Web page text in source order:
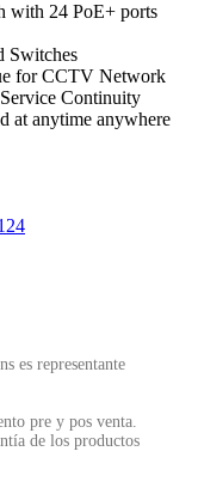
with 24 PoE+ ports
Switches
for CCTV Network
Continuity
at anytime anywhere
es representante
pre y pos venta.
de los productos